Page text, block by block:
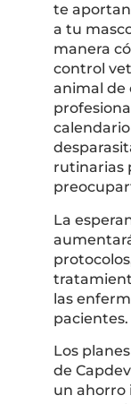
te
a tu
manera
control
animal de
rutinarias
La
las
pacientes.
Los
de
un ahorro